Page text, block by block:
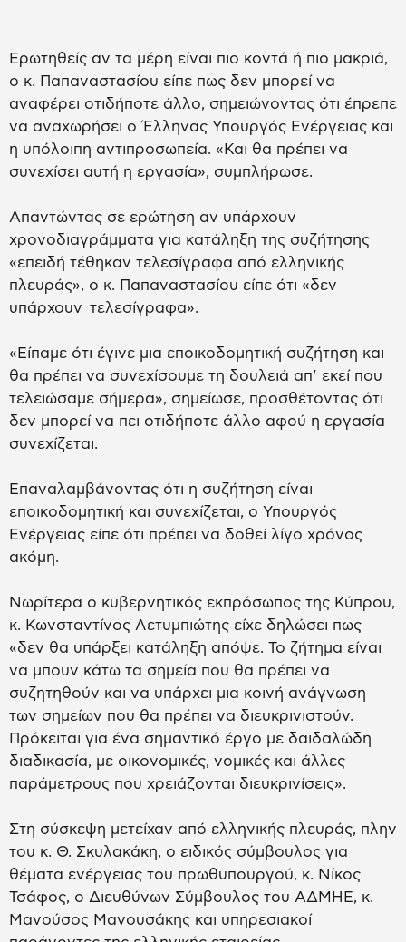
Ερωτηθείς αν τα μέρη είναι πιο κοντά ή πιο μακριά,
ο κ. Παπαναστασίου είπε πως δεν μπορεί να
αναφέρει οτιδήποτε άλλο, σημειώνοντας ότι έπρεπε
να αναχωρήσει ο Έλληνας Υπουργός Ενέργειας και
η υπόλοιπη αντιπροσωπεία. «Και θα πρέπει να
συνεχίσει αυτή η εργασία», συμπλήρωσε.
Απαντώντας σε ερώτηση αν υπάρχουν
χρονοδιαγράμματα για κατάληξη της συζήτησης
«επειδή τέθηκαν τελεσίγραφα από ελληνικής
πλευράς», ο κ. Παπαναστασίου είπε ότι «δεν
υπάρχουν τελεσίγραφα».
«Είπαμε ότι έγινε μια εποικοδομητική συζήτηση και
θα πρέπει να συνεχίσουμε τη δουλειά απ’ εκεί που
τελειώσαμε σήμερα», σημείωσε, προσθέτοντας ότι
δεν μπορεί να πει οτιδήποτε άλλο αφού η εργασία
συνεχίζεται.
Επαναλαμβάνοντας ότι η συζήτηση είναι
εποικοδομητική και συνεχίζεται, ο Υπουργός
Ενέργειας είπε ότι πρέπει να δοθεί λίγο χρόνος
ακόμη.
Νωρίτερα ο κυβερνητικός εκπρόσωπος της Κύπρου,
κ. Κωνσταντίνος Λετυμπιώτης είχε δηλώσει πως
«δεν θα υπάρξει κατάληξη απόψε. Το ζήτημα είναι
να μπουν κάτω τα σημεία που θα πρέπει να
συζητηθούν και να υπάρχει μια κοινή ανάγνωση
των σημείων που θα πρέπει να διευκρινιστούν.
Πρόκειται για ένα σημαντικό έργο με δαιδαλώδη
διαδικασία, με οικονομικές, νομικές και άλλες
παράμετρους που χρειάζονται διευκρινίσεις».
Στη σύσκεψη μετείχαν από ελληνικής πλευράς, πλην
του κ. Θ. Σκυλακάκη, ο ειδικός σύμβουλος για
θέματα ενέργειας του πρωθυπουργού, κ. Νίκος
Τσάφος, ο Διευθύνων Σύμβουλος του ΑΔΜΗΕ, κ.
Μανούσος Μανουσάκης και υπηρεσιακοί